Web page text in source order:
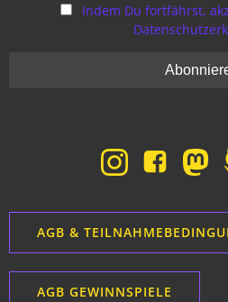
Indem Du fortfährst,
AGB &
AGB GEWINNSPIELE